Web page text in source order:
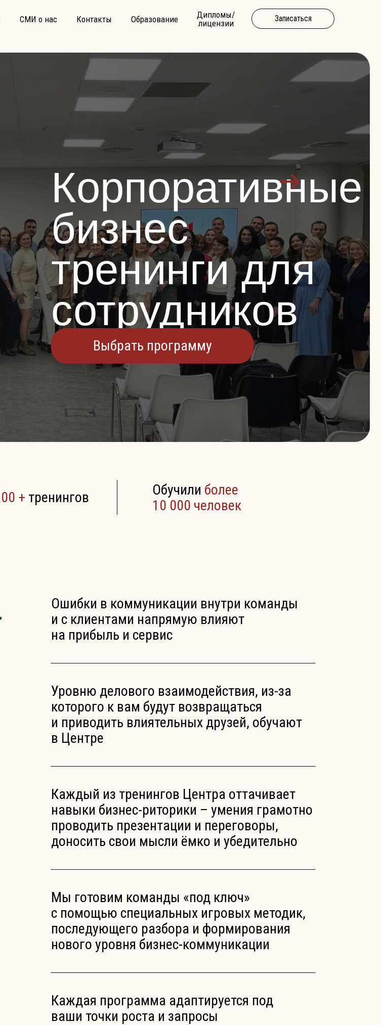
Записаться
СМИ о нас Контакты Образование
Дипломы/
лицензии
Корпоративные
бизнес
тренинги для
сотрудников
Выбрать программу
+ тренингов Обучили более
10 000 человек
Ошибки в коммуникации внутри команды
и с клиентами напрямую влияют
на прибыль и сервис
Уровню делового взаимодействия, из-за
которого к вам будут возвращаться
и приводить влиятельных друзей, обучают
в Центре
Каждый из тренингов Центра оттачивает
навыки бизнес-риторики – умения грамотно
проводить презентации и переговоры,
доносить свои мысли ёмко и убедительно
Мы готовим команды «под ключ»
с помощью специальных игровых методик,
последующего разбора и формирования
нового уровня бизнес-коммуникации
Каждая программа адаптируется под
ваши точки роста и запросы